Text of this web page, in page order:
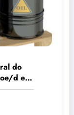
do
d em